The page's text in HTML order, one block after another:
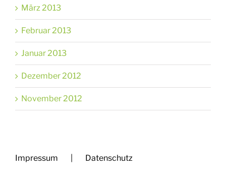
März 2013
Februar 2013
Januar 2013
Dezember 2012
November 2012
Impressum Datenschutz